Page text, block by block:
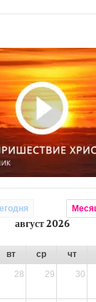
август 2026
вт ср чт
28 29 30